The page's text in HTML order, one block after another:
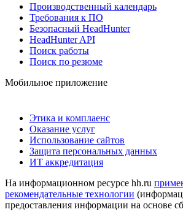
Производственный календарь
Требования к ПО
Безопасный HeadHunter
HeadHunter API
Поиск работы
Поиск по резюме
Мобильное приложение
Этика и комплаенс
Оказание услуг
Использование сайтов
Защита персональных данных
ИТ аккредитация
На информационном ресурсе hh.ru
рекомендательные технологии
предоставления информации на основе